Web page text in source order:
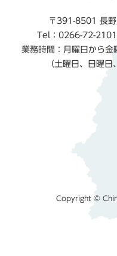
〒391-8501 長
Tel：0266-72-
業務時間：月曜日から
（土曜日、日曜日
Copyright ©